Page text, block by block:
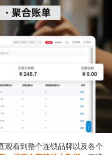
观看到整个连锁品牌以及各个